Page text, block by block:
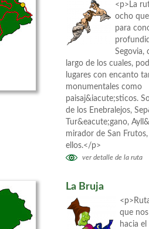
<p>La
ocho
para
Segovia,
largo de los cuales,
lugares con encanto
monumentales como
paisaj&iacute;sticos.
de los Enebralejos,
Tur&eacute;gano,
mirador de San
ellos.</p>
ver detalle de la ruta
La Bruja
que
hacia